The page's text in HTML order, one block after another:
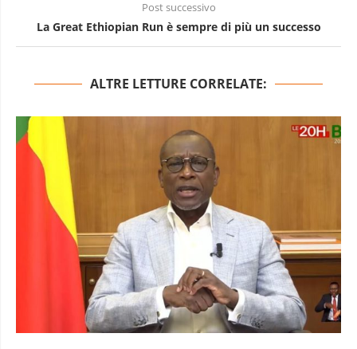
Post successivo
La Great Ethiopian Run è sempre di più un successo
ALTRE LETTURE CORRELATE: